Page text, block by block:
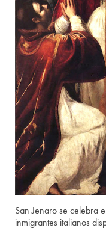
San Jenaro se celebra
inmigrantes italianos